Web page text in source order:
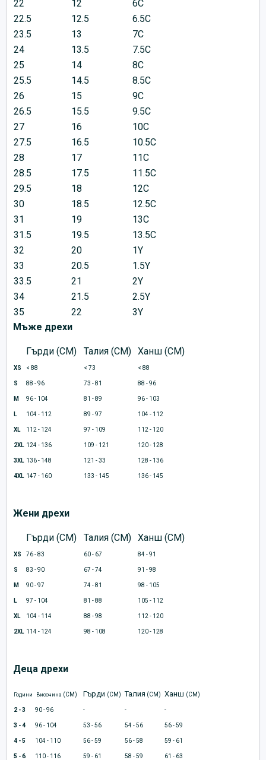
22 12
6C
22.5
12.5
6.5C
23.5
13
7C
24
13.5
7.5C
25
14
8C
25.5
14.5
8.5C
26
15
9C
26.5
15.5
9.5C
27
16
10C
27.5
16.5
10.5C
28
17
11C
28.5
17.5
11.5C
29.5
18
12C
30
18.5
12.5C
31
19
13C
31.5
19.5
13.5C
32
20
1Y
33
20.5
1.5Y
33.5
21
2Y
34
21.5
2.5Y
35
22
3Y
Мъже дрехи
Гърди (CM) Талия (CM) Ханш (CM)
XS < 88 < 73 < 88
S 88 - 96 73 - 81 88 - 96
M 96 - 104 81 - 89 96 - 103
L 104 - 112 89 - 97 104 - 112
XL 112 - 124 97 - 109 112 - 120
2XL 124 - 136 109 - 121 120 - 128
3XL 136 - 148 121 - 33 128 - 136
4XL 147 - 160 133 - 145 136 - 145
Жени дрехи
Гърди (CM) Талия (CM) Ханш (CM)
XS 76 - 83 60 - 67 84 - 91
S 83 - 90 67 - 74 91 - 98
M 90 - 97 74 - 81 98 - 105
L 97 - 104 81 - 88 105 - 112
XL 104 - 114 88 - 98 112 - 120
2XL 114 - 124 98 - 108 120 - 128
Деца дрехи
Години Височина (CM) Гърди (CM) Талия (CM) Ханш (CM)
2 - 3 90 - 96 - - -
3 - 4 96 - 104 53 - 56 54 - 56 56 - 59
4 - 5 104 - 110 56 - 59 56 - 58 59 - 61
5 - 6 110 - 116 59 - 61 58 - 59 61 - 63